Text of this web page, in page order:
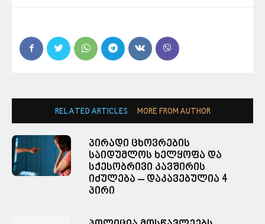
RELATED ARTICLES MORE FROM AUTHOR
პირადი ცხოვრების
საიდუმლოს ხელყოფა და
სქესობრივი კავშირის
იძულება – დაკავებულია 4
პირი